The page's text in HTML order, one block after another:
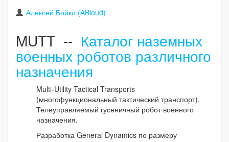
Алексей Бойко (ABloud)
MUTT -- Каталог наземных
военных роботов различного
назначения
Multi-Utility Tactical Transports
(многофункциональный тактический транспорт).
Телеуправляемый гусеничный робот военного
назначения.
Разработка General Dynamics по размеру